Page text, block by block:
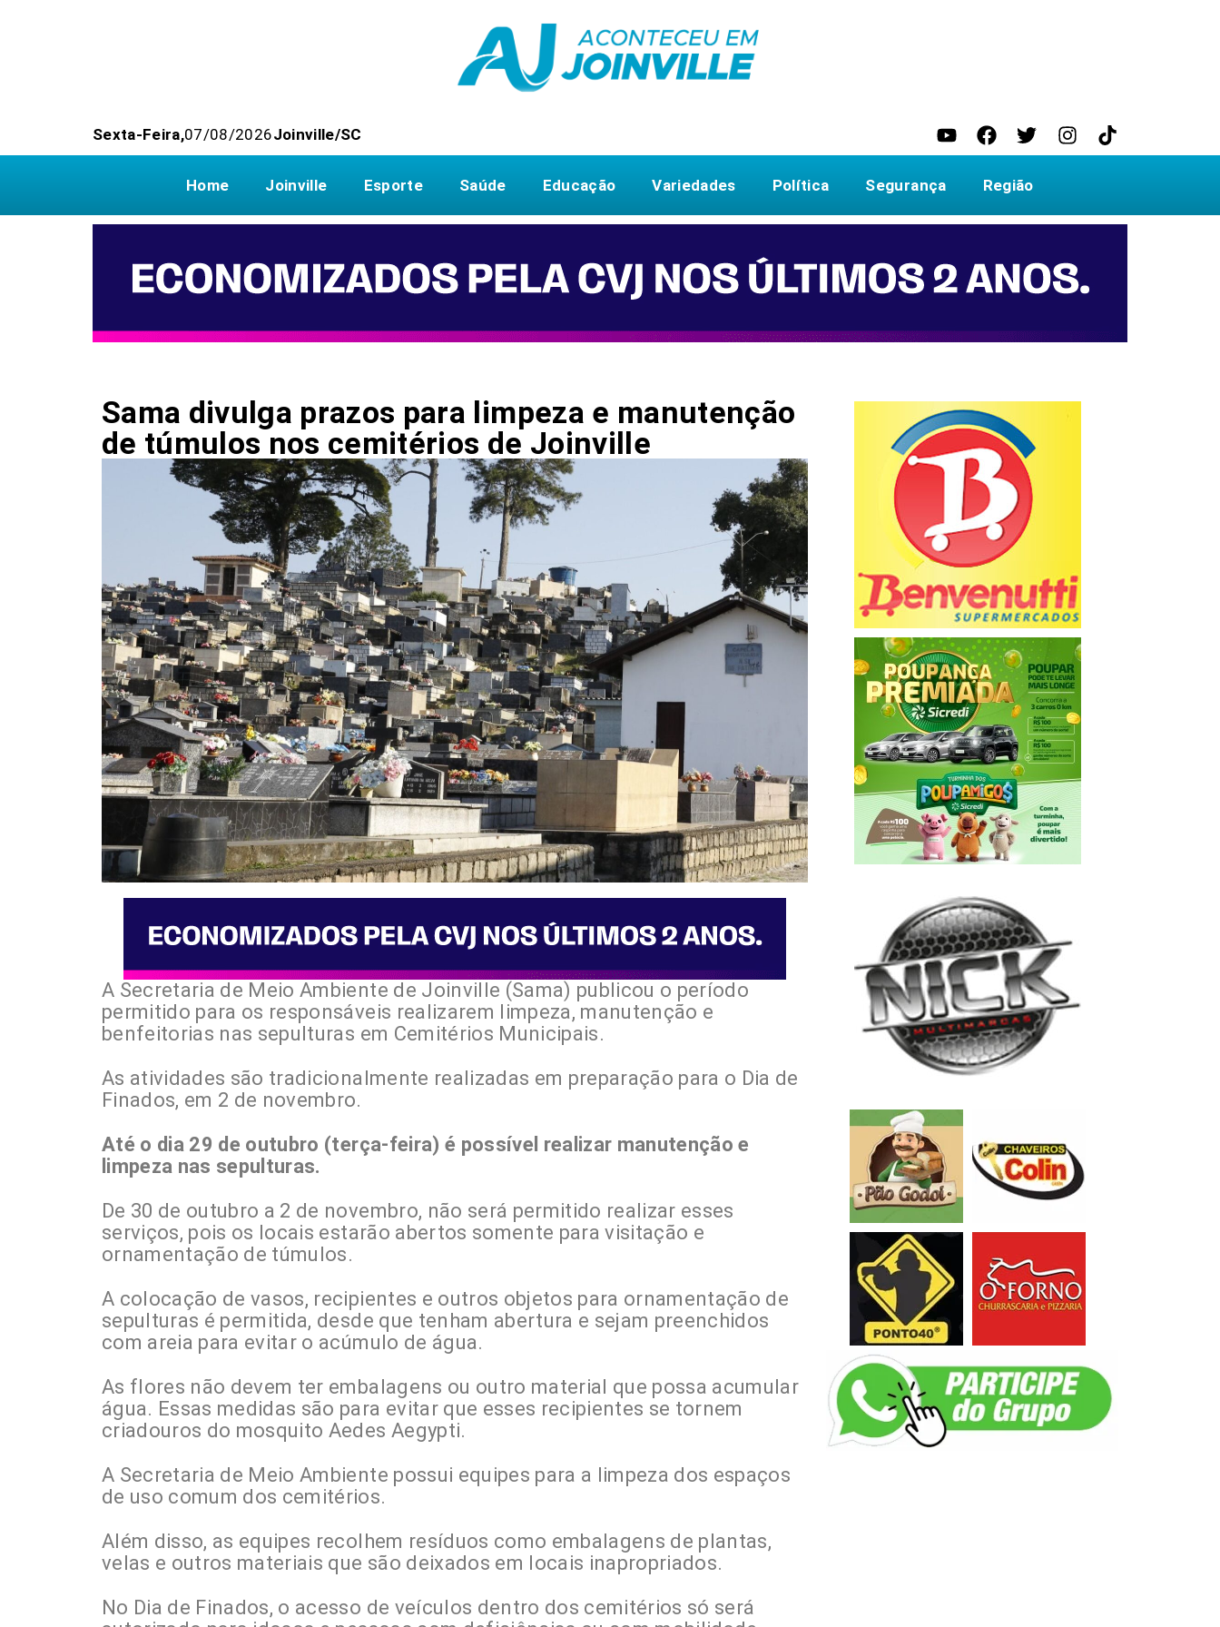
Sexta-Feira,07/08/2026Joinville/SC
Home Joinville Esporte Saúde Educação Variedades Política Segurança Região
Sama divulga prazos para limpeza e manutenção
de túmulos nos cemitérios de Joinville
A Secretaria de Meio Ambiente de Joinville (Sama) publicou o período
permitido para os responsáveis realizarem limpeza, manutenção e
benfeitorias nas sepulturas em Cemitérios Municipais.
As atividades são tradicionalmente realizadas em preparação para o Dia de
Finados, em 2 de novembro.
Até o dia 29 de outubro (terça-feira) é possível realizar manutenção e
limpeza nas sepulturas.
De 30 de outubro a 2 de novembro, não será permitido realizar esses
serviços, pois os locais estarão abertos somente para visitação e
ornamentação de túmulos.
A colocação de vasos, recipientes e outros objetos para ornamentação de
sepulturas é permitida, desde que tenham abertura e sejam preenchidos
com areia para evitar o acúmulo de água.
As flores não devem ter embalagens ou outro material que possa acumular
água. Essas medidas são para evitar que esses recipientes se tornem
criadouros do mosquito Aedes Aegypti.
A Secretaria de Meio Ambiente possui equipes para a limpeza dos espaços
de uso comum dos cemitérios.
Além disso, as equipes recolhem resíduos como embalagens de plantas,
velas e outros materiais que são deixados em locais inapropriados.
No Dia de Finados, o acesso de veículos dentro dos cemitérios só será